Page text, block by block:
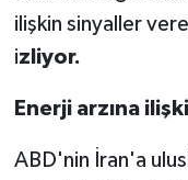
ilişkin sinyaller
izliyor.
Enerji arzına
ABD'nin İran'a